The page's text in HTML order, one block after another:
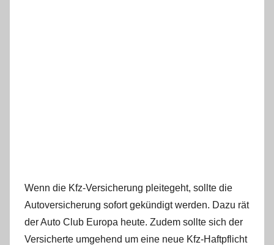
Wenn die Kfz-Versicherung pleitegeht, sollte die
Autoversicherung sofort gekündigt werden. Dazu rät
der Auto Club Europa heute. Zudem sollte sich der
Versicherte umgehend um eine neue Kfz-Haftpflicht